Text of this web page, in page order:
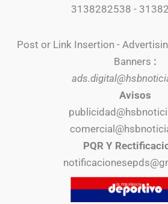
3138282538 -
Post or Link Insertion -
Banners :
Avisos
PQR Y